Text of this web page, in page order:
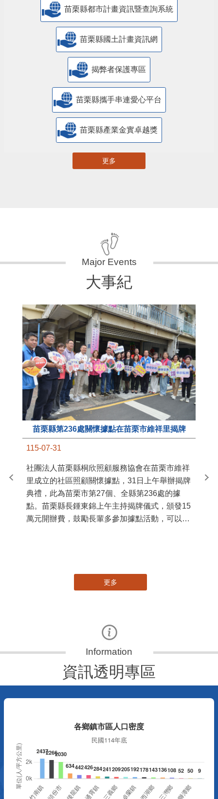
苗栗縣都市計畫資訊暨查詢系統
苗栗縣國土計畫資訊網
揭弊者保護專區
苗栗縣攜手串連愛心平台
苗栗縣產業金實卓越獎
更多
大事紀
苗栗縣第236處關懷據點在苗栗市維祥里揭牌
115-07-31
社團法人苗栗縣桐欣照顧服務協會在苗栗市維祥
里成立的社區照顧關懷據點，31日上午舉辦揭牌
典禮，此為苗栗市第27個、全縣第236處的據
點。苗栗縣長鍾東錦上午主持揭牌儀式，頒發15
萬元開辦費，鼓勵長輩多參加據點活動，可以更
苗
更多
資訊透明專區